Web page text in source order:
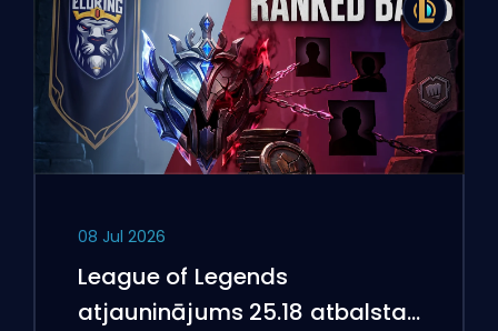
08 Jul 2026
League of Legends
atjauninājums 25.18 atbalsta